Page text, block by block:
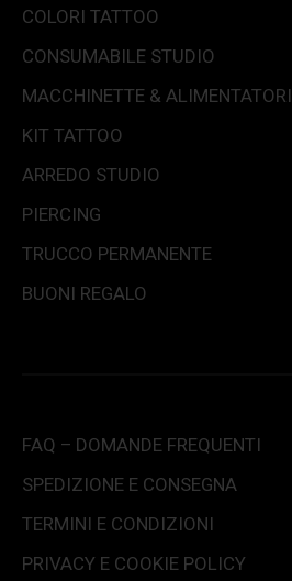
COLORI TATTOO
CONSUMABILE STUDIO
MACCHINETTE & ALIMENTATORI
KIT TATTOO
ARREDO STUDIO
PIERCING
TRUCCO PERMANENTE
BUONI REGALO
FAQ – DOMANDE FREQUENTI
SPEDIZIONE E CONSEGNA
TERMINI E CONDIZIONI
PRIVACY E COOKIE POLICY